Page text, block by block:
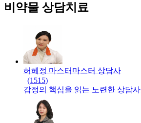
비약물 상담치료
허혜정 마스터 마스터 상담사
(1515)
감정의 핵심을 읽는 노련한 상담사